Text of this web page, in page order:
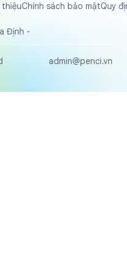
Định -
thiệuChính sách bảo mậtQuy
admin@penci.vn